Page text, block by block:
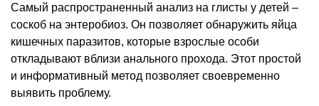
Самый распространенный анализ на глисты у детей –
соскоб на энтеробиоз. Он позволяет обнаружить яйца
кишечных паразитов, которые взрослые особи
откладывают вблизи анального прохода. Этот простой
и информативный метод позволяет своевременно
выявить проблему.